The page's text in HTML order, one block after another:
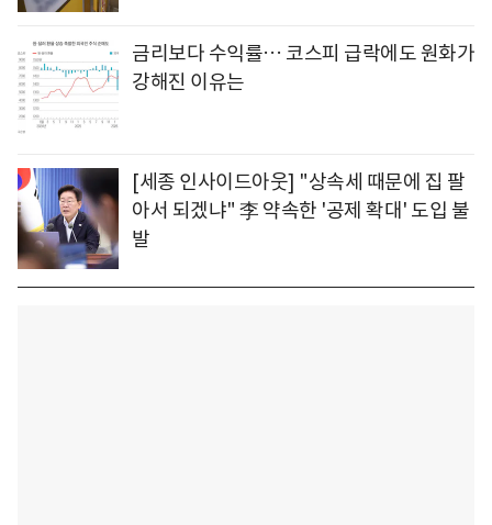
금리보다 수익률… 코스피 급락에도 원화가
강해진 이유는
[세종 인사이드아웃] "상속세 때문에 집 팔
아서 되겠냐" 李 약속한 '공제 확대' 도입 불
발